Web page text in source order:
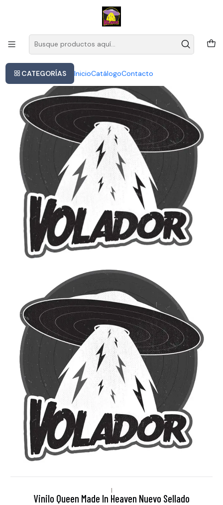
CATEGORÍAS InicioCatálogoContacto
Este es el texto del slide
|
Vinilo Queen Made In Heaven Nuevo Sellado